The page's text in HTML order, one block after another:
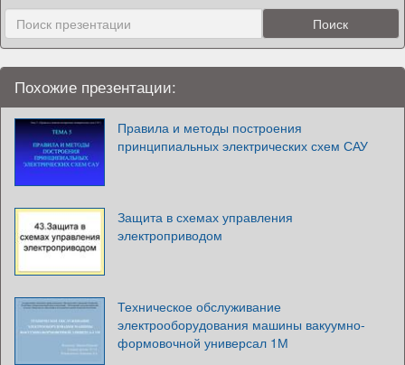
Похожие презентации:
Правила и методы построения
принципиальных электрических схем САУ
Защита в схемах управления
электроприводом
Техническое обслуживание
электрооборудования машины вакуумно-
формовочной универсал 1М